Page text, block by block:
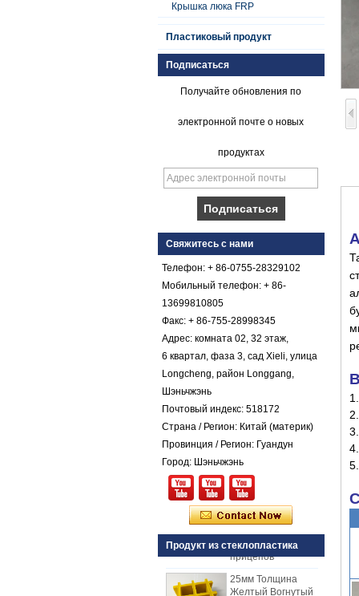
Крышка люка FRP
Пластиковый продукт
Подписаться
Получайте обновления по
электронной почте о новых
продуктах
Свяжитесь с нами
Телефон: + 86-0755-28329102
Мобильный телефон: + 86-
13699810805
Факс: + 86-755-28998345
Адрес: комната 02, 32 этаж,
6 квартал, фаза 3, сад Xieli, улица
Longcheng, район Longgang,
Шэньчжэнь
Почтовый индекс: 518172
Страна / Регион: Китай (материк)
Провинция / Регион: Гуандун
Город: Шэньчжэнь
Продукт из стеклопластика
коническим
стеклопластика с
армированным
пластиком FRP
Цветной гель с
стекловолокнистым
армированным
пластиком FRP
Галечный лист
Comstom Толщина
изолированные
GRP панели FRP
для продажи
Стеклопластиковая
армированная
пластмасса FRP
PU пенопластовая
композитная
панель для
25мм Толщина
Желтый Вогнутый
стеклопластик